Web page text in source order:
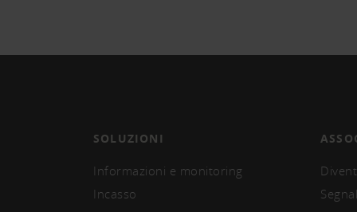
SOLUZIONI
Informazioni e monitoring
Incasso